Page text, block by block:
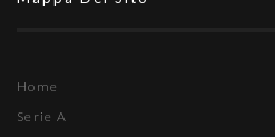
Home
Serie A